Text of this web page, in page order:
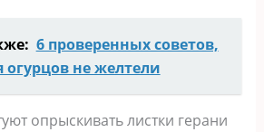
6 проверенных советов,
огурцов не желтели
опрыскивать листки герани